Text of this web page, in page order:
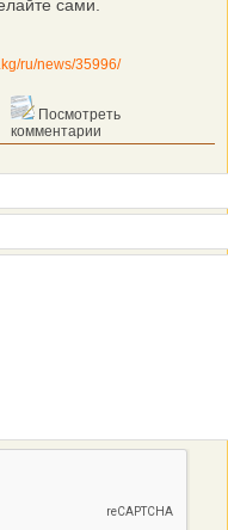
сами.
ru/news/35996/
Посмотреть
комментарии